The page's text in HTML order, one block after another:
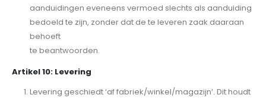
aanduidingen eveneens vermoed slechts als aanduiding
bedoeld te zijn, zonder dat de te leveren zaak daaraan
behoeft
te beantwoorden.
Artikel 10: Levering
Levering geschiedt ‘af fabriek/winkel/magazijn’. Dit houdt